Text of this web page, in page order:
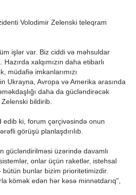
Volodimir Zelenski teleqram
işlər var. Biz ciddi və məhsuldar
xalqımızın daha etibarlı
müdafiə imkanlarımızı
Ukrayna, Avropa və Amerika arasında
daha da gücləndirəcək
bildirib.
edib ki, forum çərçivəsində onun
görüşü planlaşdırılıb.
gücləndirilməsi üzərində davamlı
onlar üçün raketlər, istehsal
bütün bunlar bizim prioritetimizdir.
kömək edən hər kəsə minnətdarıq",